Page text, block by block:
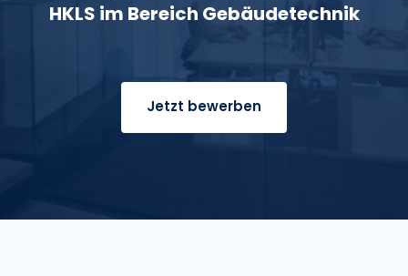
HKLS im Bereich Gebäudetechnik
Jetzt bewerben